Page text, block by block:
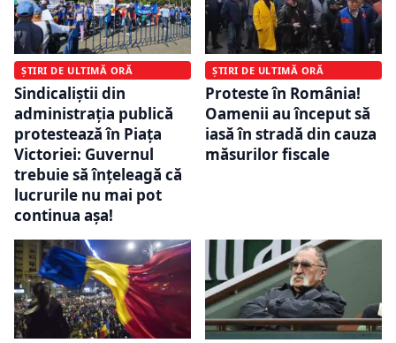
ȘTIRI DE ULTIMĂ ORĂ
Sindicaliștii din
administraţia publică
protestează în Piaţa
Victoriei: Guvernul
trebuie să înţeleagă că
lucrurile nu mai pot
continua aşa!
ȘTIRI DE ULTIMĂ ORĂ
Proteste în România!
Oamenii au început să
iasă în stradă din cauza
măsurilor fiscale